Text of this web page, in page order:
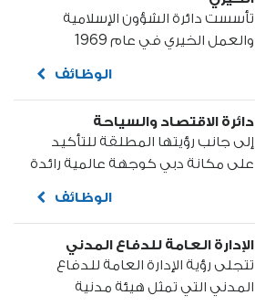
تأسست دائرة الشؤون الإسلامية
والعمل الخيري في عام 1969
المرحوم الشيخ راشد بن سعيد آل
الوظائف
دائرة الاقتصاد والسياحة
إلى جانب رؤيتها المطلقة للتأكيد
على مكانة دبي كوجهة عالمية رائدة
دائرة الاقتصاد والسياحة بدبي في
في جعل الإمارة...
الوظائف
الإدارة العامة للدفاع المدني
تتجلى رؤية الإدارة العامة للدفاع
المدني التي تمثل هيئة مدنية